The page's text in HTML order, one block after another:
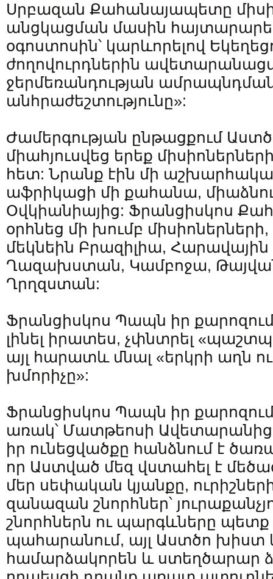
Սրբազան Քահանայապետը
անցկացման մասին հայտարարել
օգոստոսին՝ կարևորելով
ժողովուրդներին
ջերմեռանդության
անհրաժեշտությունը»:
Ժամերգության ընթացքում
միահյուսվեց երեք
հետ: Նրանք էին մի
աֆրիկացի մի քահանա,
Օվկիանիայից: Ֆրանցիսկոս
օրհնեց մի խումբ
մեկնեին Բրազիլիա, Հարավային
Ղազախստան, Կամբոջա,
Ղրղզստան:
Ֆրանցիսկոս Պապն իր
լինել իրատես, չփնտրել
այլ հարատև մնալ «երկրի աղն
խմորիչը»:
Ֆրանցիսկոս Պապն իր
առակ՝ Մատթեոսի
իր ունեցվածքը հանձնում է
որ Աստված մեզ վստահել է
մեր սեփական կյանքը,
զանազան շնորհներ՝
շնորհներն ու պարգևները պետք
պահարանում, այլ Աստծո խիստ
համարձակորեն և ստեղծարար